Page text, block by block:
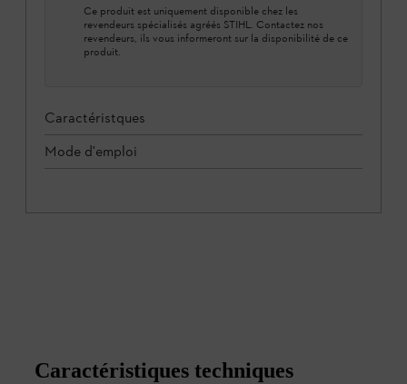
Ce produit est uniquement disponible chez les
revendeurs spécialisés agréés STIHL. Contactez nos
revendeurs, ils vous informeront sur la disponibilité de ce
produit.
Caractéristques
Mode d'emploi
Caractéristiques techniques